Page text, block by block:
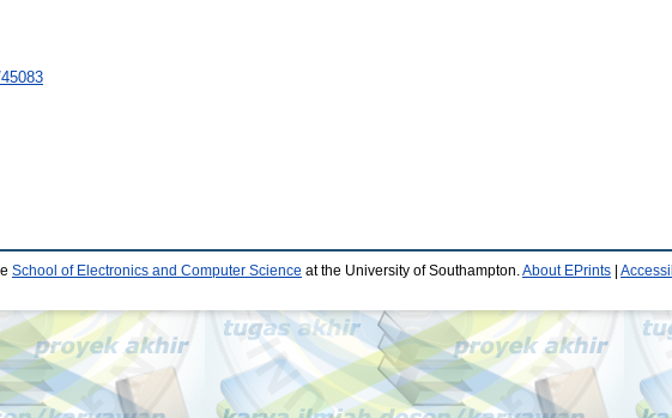
School of Electronics and Computer Science at the University of Southampton.About EPrints